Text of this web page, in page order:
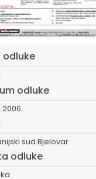
odluke
odluke
sud Bjelovar
odluke